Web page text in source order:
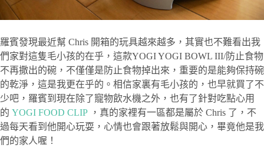
羅賓發現最近幫 Chris 開箱的玩具越來越多，其實也不難看出我
們家對這隻毛小孩的在乎，這款YOGI YOGI BOWL III/防止食物
不再撒出的碗，不僅僅是防止食物掉出來，重要的是能夠保持碗
的乾淨，這是我更在乎的。相信家裏有毛小孩的，也早就買了不
少吧，羅賓到現在除了寵物飲水機之外，也有了針對吃點心用
的 YOGI FOOD CLIP ，真的家裡有一區都是屬於 Chris 了，不
過每天看到他開心玩耍，心情也會跟著放鬆與開心，畢竟他是我
們的家人喔！